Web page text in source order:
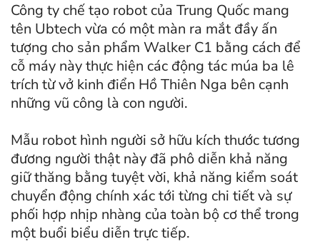
Công ty chế tạo robot của Trung Quốc mang
tên Ubtech vừa có một màn ra mắt đầy ấn
tượng cho sản phẩm Walker C1 bằng cách để
cỗ máy này thực hiện các động tác múa ba lê
trích từ vở kinh điển Hồ Thiên Nga bên cạnh
những vũ công là con người.
Mẫu robot hình người sở hữu kích thước tương
đương người thật này đã phô diễn khả năng
giữ thăng bằng tuyệt vời, khả năng kiểm soát
chuyển động chính xác tới từng chi tiết và sự
phối hợp nhịp nhàng của toàn bộ cơ thể trong
một buổi biểu diễn trực tiếp.